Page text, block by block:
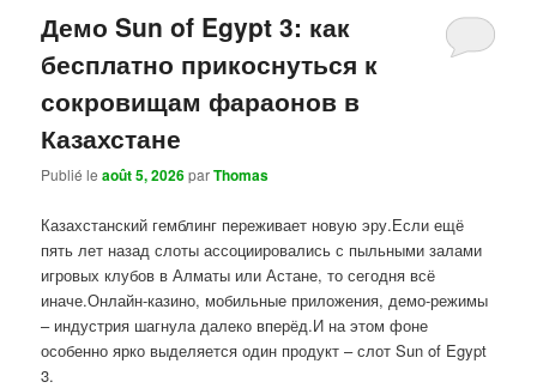
Демо Sun of Egypt 3: как
бесплатно прикоснуться к
сокровищам фараонов в
Казахстане
Publié leaoût 5, 2026parThomas
Казахстанский гемблинг переживает новую эру.Если ещё
пять лет назад слоты ассоциировались с пыльными залами
игровых клубов в Алматы или Астане, то сегодня всё
иначе.Онлайн-казино, мобильные приложения, демо-режимы
– индустрия шагнула далеко вперёд.И на этом фоне
особенно ярко выделяется один продукт – слот Sun of Egypt
3.